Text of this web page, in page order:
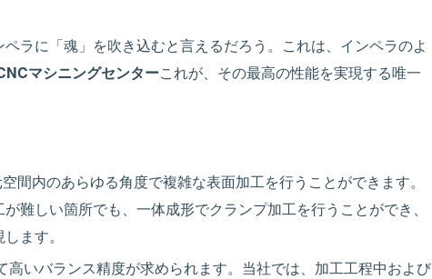
ラに「魂」を吹き込むと言えるだろう。これは、インペラのよ
マシニングセンターこれが、その最高の性能を実現する唯一
間内のあらゆる角度で複雑な表面加工を行うことができます。
難しい箇所でも、一体成形でクランプ加工を行うことができ、
ます。
高いバランス精度が求められます。当社では、加工工程中および